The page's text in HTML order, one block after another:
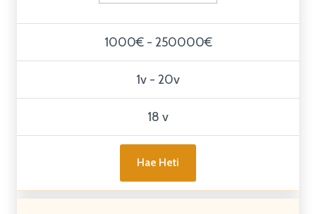
1000€ - 250000€
1v - 20v
18 v
Hae Heti